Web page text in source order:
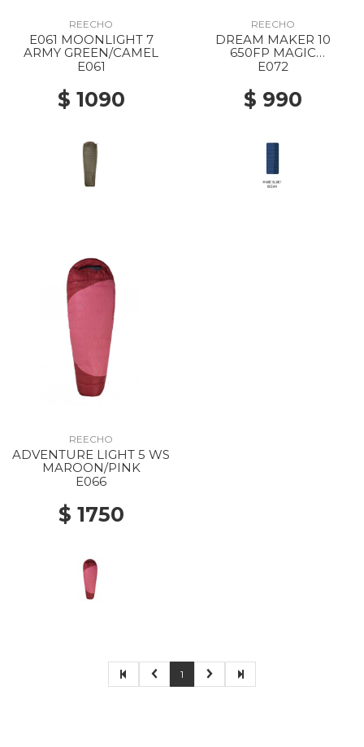
REECHO
E061 MOONLIGHT 7
ARMY GREEN/CAMEL
E061
$ 1090
REECHO
DREAM MAKER 10
650FP MAGIC
BLUE/OCEAN
E072
$ 990
REECHO
ADVENTURE LIGHT 5 WS
MAROON/PINK
E066
$ 1750
1